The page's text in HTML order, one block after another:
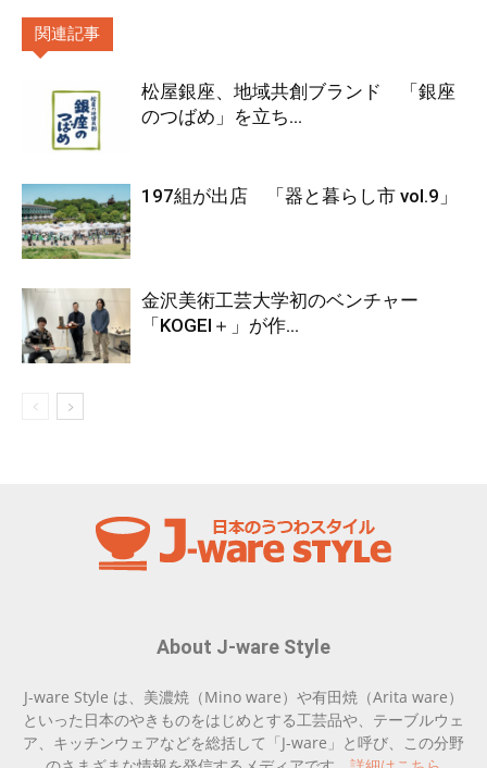
関連記事
松屋銀座、地域共創ブランド 「銀座
のつばめ」を立ち...
197組が出店 「器と暮らし市 vol.9」
金沢美術工芸大学初のベンチャー
「KOGEI＋」が作...
About J-ware Style
J-ware Style は、美濃焼（Mino ware）や有田焼（Arita ware）
といった日本のやきものをはじめとする工芸品や、テーブルウェ
ア、キッチンウェアなどを総括して「J-ware」と呼び、この分野